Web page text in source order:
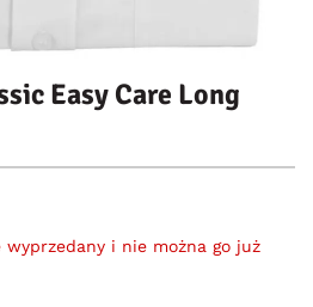
Easy Care Long
i nie można go już